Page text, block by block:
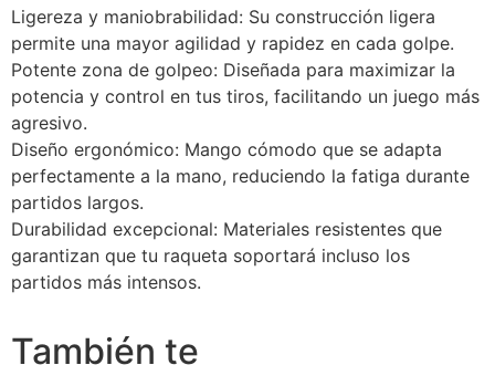
Ligereza y maniobrabilidad: Su construcción ligera
permite una mayor agilidad y rapidez en cada golpe.
Potente zona de golpeo: Diseñada para maximizar la
potencia y control en tus tiros, facilitando un juego más
agresivo.
Diseño ergonómico: Mango cómodo que se adapta
perfectamente a la mano, reduciendo la fatiga durante
partidos largos.
Durabilidad excepcional: Materiales resistentes que
garantizan que tu raqueta soportará incluso los
partidos más intensos.
También te